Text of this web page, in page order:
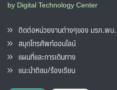
by Digital Technology Center
ติดต่อหน่วยงานต่างๆของ มรภ.พบ.
สมุดโทรศัพท์ออนไลน์
แผนที่และการเดินทาง
แนะนำติชม/ร้องเรียน